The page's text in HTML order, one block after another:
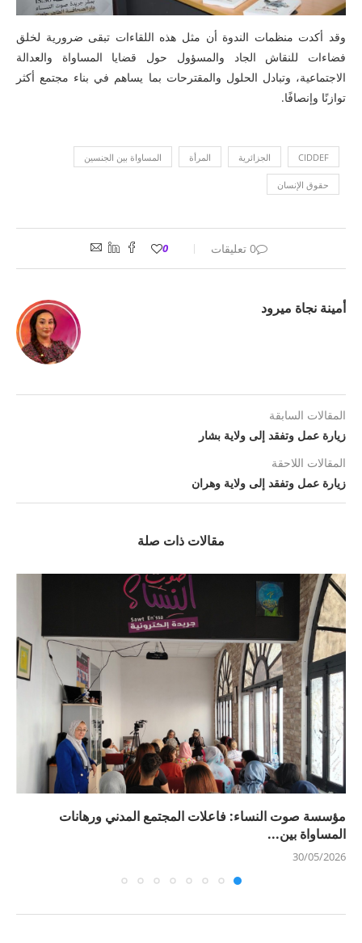
وقد أكدت منظمات الندوة أن مثل هذه اللقاءات تبقى ضرورية لخلق
فضاءات للنقاش الجاد والمسؤول حول قضايا المساواة والعدالة
الاجتماعية، وتبادل الحلول والمقترحات بما يساهم في بناء مجتمع أكثر
توازنًا وإنصافًا.
CIDDEF الجزائرية المرأة المساواة بين الجنسين
حقوق الإنسان
0 تعليقات 0
أمينة نجاة ميرود
المقالات السابقة
زيارة عمل وتفقد إلى ولاية بشار
المقالات اللاحقة
زيارة عمل وتفقد إلى ولاية وهران
مقالات ذات صلة
مؤسسة صوت النساء: فاعلات المجتمع المدني ورهانات
المساواة بين...
30/05/2026